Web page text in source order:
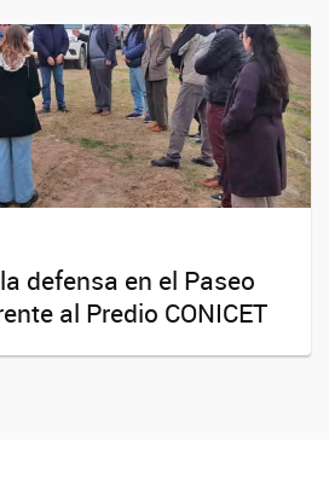
defensa en el Paseo
al Predio CONICET